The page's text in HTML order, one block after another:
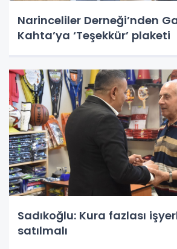
Narinceliler Derneği’nden
Kahta’ya ‘Teşekkür’ plaketi
Sadıkoğlu: Kura fazlası
satılmalı